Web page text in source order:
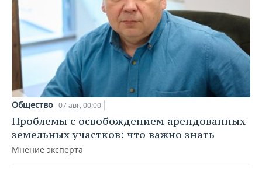
Общество 07 авг, 00:00
Проблемы с освобождением арендованных
земельных участков: что важно знать
Мнение эксперта